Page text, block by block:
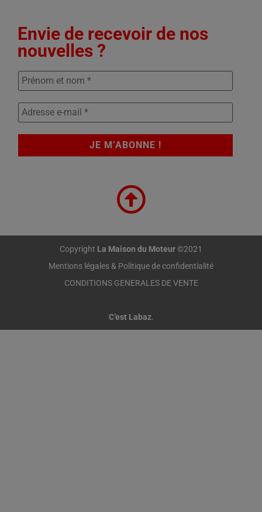
Envie de recevoir de nos
nouvelles ?
Copyright La Maison du Moteur©2021
Mentions légales & Politique de confidentialité
CONDITIONS GENERALES DE VENTE
C’est Labaz.